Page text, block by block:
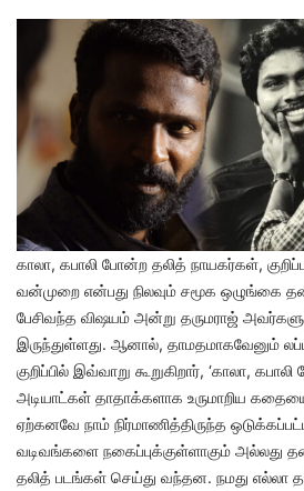
காலா, கபாலி போன்ற தலித் நாயகர்கள்,
வன்முறை என்பது நிலவும் சமூக ஒழுங்கை
பேசிவந்த விஷயம் அன்று தருமராஜ்
இருந்துள்ளது. ஆனால், தாமதமாகவேனும்
குறிப்பில் இவ்வாறு கூறுகிறார், ‘காலா,
அடியாட்கள் தாதாக்களாக உருமாறிய
ஏற்கனவே நாம் நிர்மாணித்திருந்த
வடிவங்களை நகைப்புக்குள்ளாகும் அல்லது
தலித் படங்கள் செய்து வந்தன. நமது எல்லா